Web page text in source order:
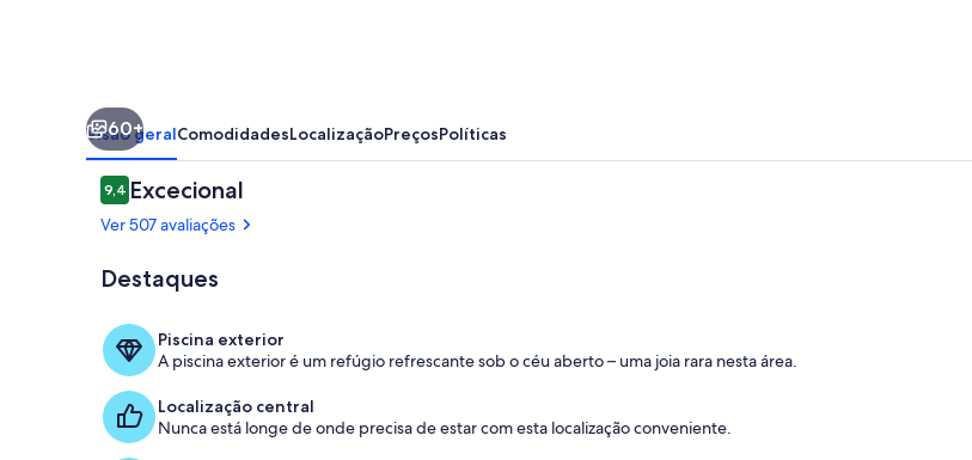
60+
Visão geralComodidadesLocalizaçãoPreçosPolíticas
Avaliações
9,49,4 em 10
Excecional
Ver 507 avaliações
Destaques
Piscina exterior
A piscina exterior é um refúgio refrescante sob o céu aberto – uma joia rara nesta área.
Localização central
Nunca está longe de onde precisa de estar com esta localização conveniente.